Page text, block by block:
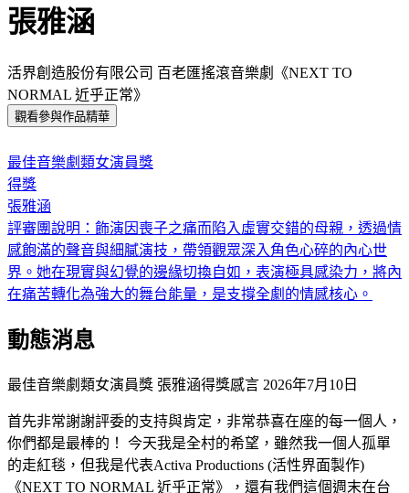
張雅涵
活界創造股份有限公司 百老匯搖滾音樂劇《NEXT TO
NORMAL 近乎正常》
觀看參與作品精華
:::
最佳音樂劇類女演員獎
得獎
張雅涵
評審團說明： 飾演因喪子之痛而陷入虛實交錯的母親，透過情
感飽滿的聲音與細膩演技，帶領觀眾深入角色心碎的內心世
界。她在現實與幻覺的邊緣切換自如，表演極具感染力，將內
在痛苦轉化為強大的舞台能量，是支撐全劇的情感核心。
動態消息
最佳音樂劇類女演員獎 張雅涵得獎感言 2026年7月10日
首先非常謝謝評委的支持與肯定，非常恭喜在座的每一個人，
你們都是最棒的！ 今天我是全村的希望，雖然我一個人孤單
的走紅毯，但我是代表Activa Productions (活性界面製作)
《NEXT TO NORMAL 近乎正常》，還有我們這個週末在台